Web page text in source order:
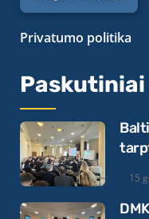
Privatumo politika
15